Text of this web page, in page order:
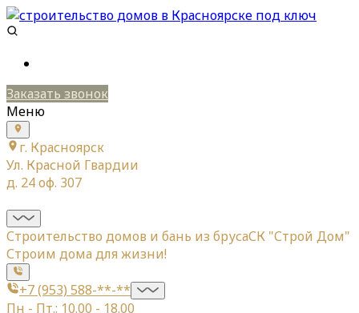
Заказать звонок
Меню
г. Красноярск
Ул. Красной Гвардии
д. 24 оф. 307
Строительство домов и бань из брусаСК "Строй Дом"
Строим дома для жизни!
+7 (953) 588-**-**
Пн - Пт.: 10.00 - 18.00